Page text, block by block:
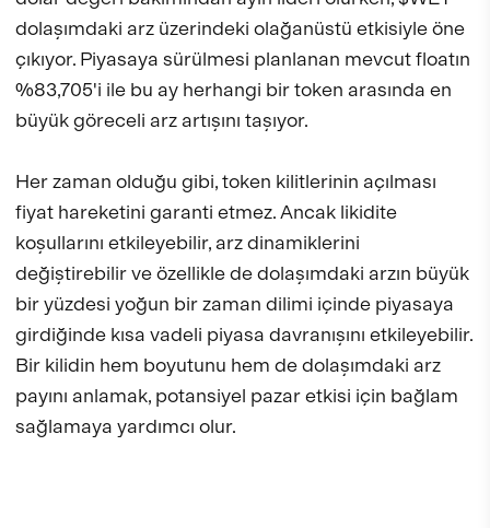
dolaşımdaki arz üzerindeki olağanüstü etkisiyle öne
çıkıyor. Piyasaya sürülmesi planlanan mevcut floatın
%83,705'i ile bu ay herhangi bir token arasında en
büyük göreceli arz artışını taşıyor.
Her zaman olduğu gibi, token kilitlerinin açılması
fiyat hareketini garanti etmez. Ancak likidite
koşullarını etkileyebilir, arz dinamiklerini
değiştirebilir ve özellikle de dolaşımdaki arzın büyük
bir yüzdesi yoğun bir zaman dilimi içinde piyasaya
girdiğinde kısa vadeli piyasa davranışını etkileyebilir.
Bir kilidin hem boyutunu hem de dolaşımdaki arz
payını anlamak, potansiyel pazar etkisi için bağlam
sağlamaya yardımcı olur.